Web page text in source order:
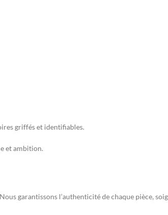
griffés et identifiables.
et ambition.
garantissons l’authenticité de chaque pièce,